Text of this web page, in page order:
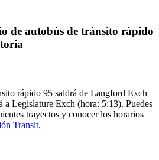
de autobús de tránsito rápido
rápido 95 saldrá de Langford Exch
Legislature Exch (hora: 5:13). Puedes
trayectos y conocer los horarios
Transit.